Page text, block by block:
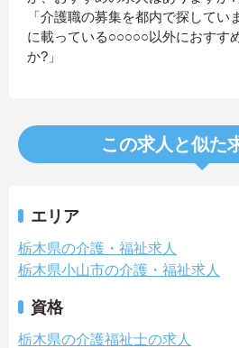
「介護職の募集を都内で探してい
に載っている○○○○○以外におすす
か?」
この求人と似た
エリア
栃木県の介護・福祉求人
栃木県小山市の介護・福祉求人
資格
栃木県の介護福祉士の求人